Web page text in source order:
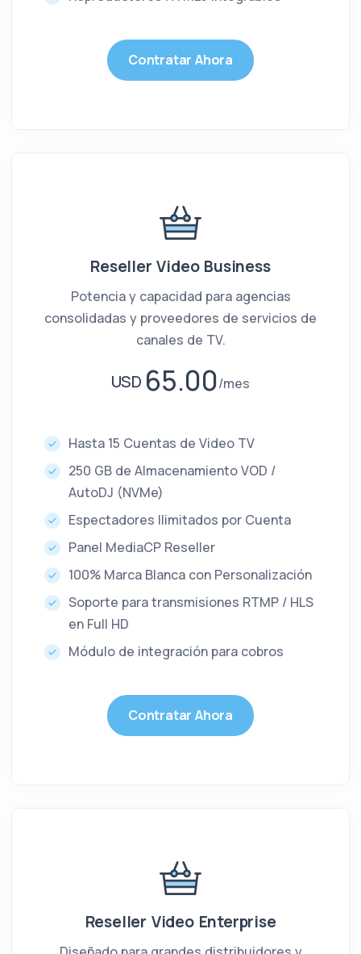
Contratar Ahora
Reseller Video Business
Potencia y capacidad para agencias
consolidadas y proveedores de servicios de
canales de TV.
USD 65.00 mes
Hasta 15 Cuentas de Video TV
250 GB de Almacenamiento VOD /
AutoDJ (NVMe)
Espectadores Ilimitados por Cuenta
Panel MediaCP Reseller
100% Marca Blanca con Personalización
Soporte para transmisiones RTMP / HLS
en Full HD
Módulo de integración para cobros
Contratar Ahora
Reseller Video Enterprise